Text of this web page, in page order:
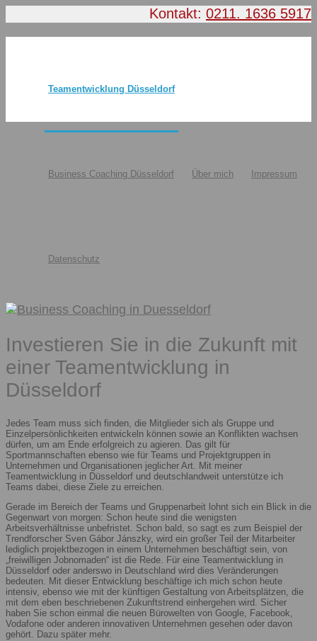
Kontakt: 0211. 1636 5917
Teamentwicklung Düsseldorf
Business Coaching Düsseldorf Über mich Impressum
Datenschutz
Investieren Sie in die Zukunft mit
einer Teamentwicklung in
Düsseldorf
Jedes Team muss sich finden, die Mitglieder sich als Gruppe und
Einzelpersönlichkeiten entwickeln können sowie an Konflikten wachsen
dürfen, um am Ende erfolgreich zu agieren. Das gilt für
Sportmannschaften ebenso wie für Teams und Projektgruppen in
Unternehmen und Organisationen jeglicher Art. Mit meiner
Teamentwicklung in Düsseldorf und deutschlandweit unterstütze ich
Teams dabei, diese Ziele zu erreichen.
Gerade im Bereich der Teams und Gruppenarbeit lohnt sich ein Blick in die
Gegenwart von morgen: Schon heute sind die wenigsten
Arbeitsverhältnisse unbefristet. Schon bald, so sagt es zum Beispiel der
Trendforscher Sven Gábor Jánszky, wird ein großer Teil der Mitarbeiter
lediglich projektbezogen in einem Unternehmen beschäftigt sein, von
„freiwilligen Jobnomaden“ ist die Rede. Für eine Teamentwicklung in
Düsseldorf oder anderswo in Deutschland wird dies Veränderungen
bedeuten. Mit dieser Entwicklung beschäftige ich mich schon heute
intensiv, ebenso wie mit der künftigen Gestaltung von Arbeitsplätzen, die
mit dem eben beschriebenen Zukunftstrend einhergehen wird. Sicher
haben Sie schon einmal die neuen Bürowelten von Google, Facebook,
Vodafone oder anderen innovativen Unternehmen gesehen oder davon
gehört. Dazu später mehr.